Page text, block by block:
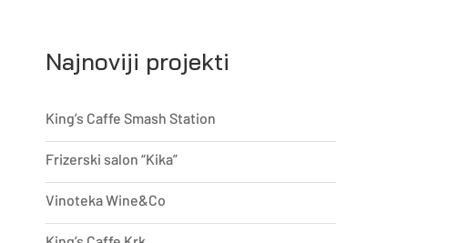
Najnoviji projekti
King’s Caffe Smash Station
Frizerski salon “Kika”
Vinoteka Wine&Co